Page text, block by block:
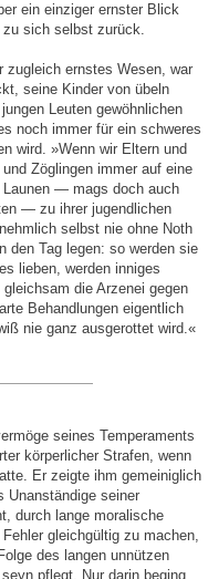
ein einziger ernster Blick
zu sich selbst zurück.
zugleich ernstes Wesen, war
seine Kinder von übeln
Leuten gewöhnlichen
noch immer für ein schweres
wird. »Wenn wir Eltern und
Zöglingen immer auf eine
Launen — mags doch auch
— zu ihrer jugendlichen
selbst nie ohne Noth
den Tag legen: so werden sie
lieben, werden inniges
die Arzenei gegen
Behandlungen eigentlich
nie ganz ausgerottet wird.«
seines Temperaments
körperlicher Strafen, wenn
Er zeigte ihm gemeiniglich
Unanständige seiner
durch lange moralische
gleichgültig zu machen,
des langen unnützen
pflegt. Nur darin beging